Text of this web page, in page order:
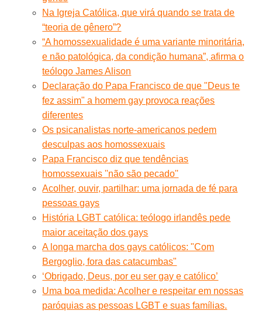
Na Igreja Católica, que virá quando se trata de
“teoria de gênero”?
“A homossexualidade é uma variante minoritária,
e não patológica, da condição humana”, afirma o
teólogo James Alison
Declaração do Papa Francisco de que "Deus te
fez assim" a homem gay provoca reações
diferentes
Os psicanalistas norte-americanos pedem
desculpas aos homossexuais
Papa Francisco diz que tendências
homossexuais ''não são pecado''
Acolher, ouvir, partilhar: uma jornada de fé para
pessoas gays
História LGBT católica: teólogo irlandês pede
maior aceitação dos gays
A longa marcha dos gays católicos: "Com
Bergoglio, fora das catacumbas"
‘Obrigado, Deus, por eu ser gay e católico’
Uma boa medida: Acolher e respeitar em nossas
paróquias as pessoas LGBT e suas famílias.